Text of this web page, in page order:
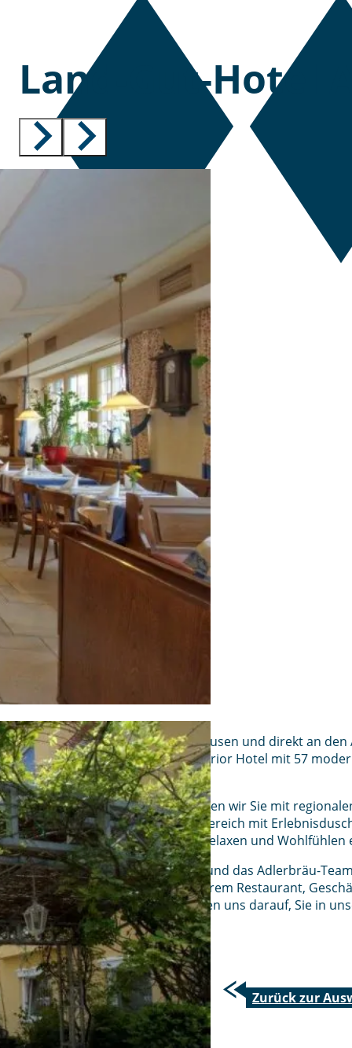
Land-Gut-Hotel
Mitten im Herzen von Gunzenhausen und direkt an
familiär geführtes 3-Sterne-superior Hotel mit 57
typisch fränkischen Küche.
In unserem Restaurant verwöhnen wir Sie mit
Spezialitäten. Unser Erholungsbereich mit
und Ruheräumen lädt Sie zum Relaxen und Wohlfühlen
Wir, die Familie Gerhard Müller und das Adlerbräu-
willkommen, ob als Gast in unserem Restaurant,
Radler oder Wanderer und freuen uns darauf, Sie in
dürfen.
Zurück zur